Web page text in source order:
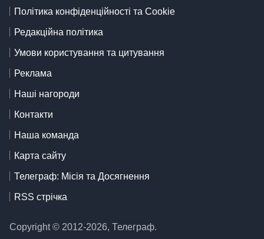
Політика конфіденційності та Cookie
Редакційна політика
Умови користування та цитування
Реклама
Наші нагороди
Контакти
Наша команда
Карта сайту
Телеграф: Місія та Досягнення
RSS стрічка
Copyright © 2012-2026, Телеграф.